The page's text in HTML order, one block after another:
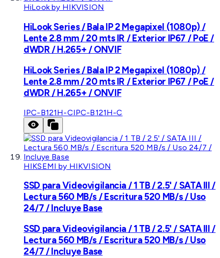
HiLook by HIKVISION
HiLook Series / Bala IP 2 Megapixel (1080p) /
Lente 2.8 mm / 20 mts IR / Exterior IP67 / PoE /
dWDR / H.265+ / ONVIF
HiLook Series / Bala IP 2 Megapixel (1080p) /
Lente 2.8 mm / 20 mts IR / Exterior IP67 / PoE /
dWDR / H.265+ / ONVIF
IPC-B121H-CIPC-B121H-C
HIKSEMI by HIKVISION
SSD para Videovigilancia / 1 TB / 2.5' / SATA III /
Lectura 560 MB/s / Escritura 520 MB/s / Uso
24/7 / Incluye Base
SSD para Videovigilancia / 1 TB / 2.5' / SATA III /
Lectura 560 MB/s / Escritura 520 MB/s / Uso
24/7 / Incluye Base